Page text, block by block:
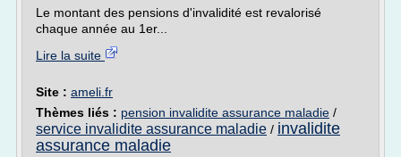
Le montant des pensions d'invalidité est revalorisé
chaque année au 1er...
Lire la suite
Site : ameli.fr
Thèmes liés : pension invalidite assurance maladie /
service invalidite assurance maladie / invalidite
assurance maladie